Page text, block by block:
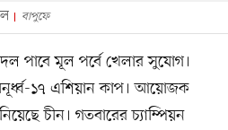
বাপুফে
পাবে মূল পর্বে খেলার সুযোগ।
১৭ এশিয়ান কাপ। আয়োজক
চীন। গতবারের চ্যাম্পিয়ন